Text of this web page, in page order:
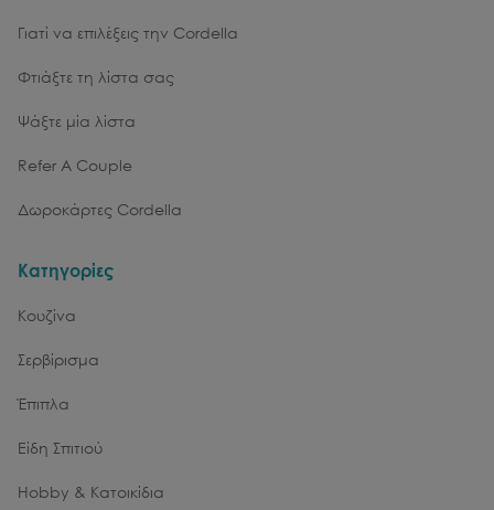
Γιατί να επιλέξεις την Cordella
Φτιάξτε τη λίστα σας
Ψάξτε μία λίστα
Refer A Couple
Δωροκάρτες Cordella
Κατηγορίες
Κουζίνα
Σερβίρισμα
Έπιπλα
Είδη Σπιτιού
Hobby & Κατοικίδια